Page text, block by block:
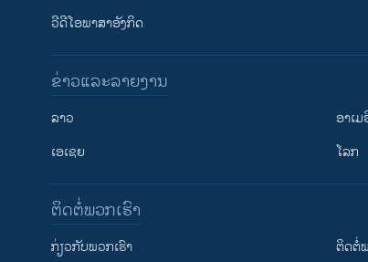
ວີດີໂອພາສາອັງກິດ
ຂ່າວແລະລາຍງານ
ລາວ
ເອເຊຍ
ອາເ
ໂລກ
ຕິດຕໍ່ພວກເຮົາ
ກ່ຽວກັບພວກເຮົາ ຕິດຕໍ່